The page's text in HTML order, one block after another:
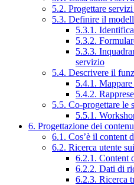
5.2. Progettare
5.3. Definire il
5.3.1.
5.3.2.
5.3.3.
servizio
5.4. Descrivere il
5.4.1. Mappare
5.4.2.
5.5. Co-progettare le
5.5.1.
6. Progettazione dei
6.1. Cos’è il content
6.2. Ricerca utente
6.2.1. Content
6.2.2. Dati di
6.2.3. Ricerca